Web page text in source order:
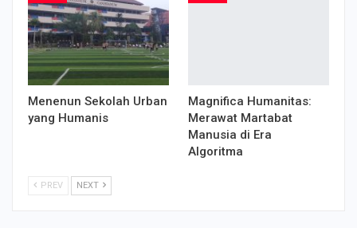
Menenun Sekolah Urban
yang Humanis
Magnifica Humanitas:
Merawat Martabat
Manusia di Era
Algoritma
PREV NEXT